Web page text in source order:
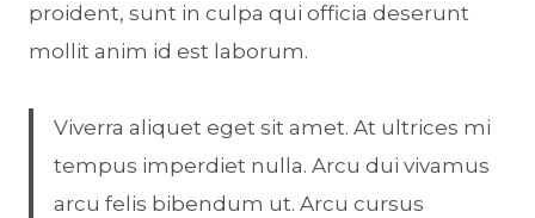
proident, sunt in culpa qui officia deserunt
mollit anim id est laborum.
Viverra aliquet eget sit amet. At ultrices mi
tempus imperdiet nulla. Arcu dui vivamus
arcu felis bibendum ut. Arcu cursus